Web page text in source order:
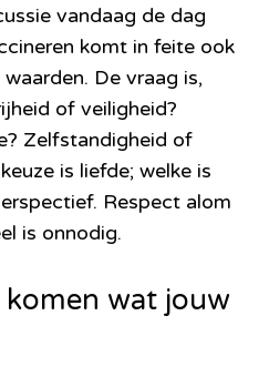
vandaag de dag
komt in feite ook
De vraag is,
of veiligheid?
Zelfstandigheid of
is liefde; welke is
Respect alom
is onnodig.
wat jouw